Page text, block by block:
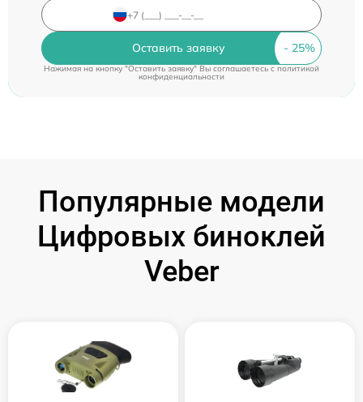
Оставить заявку
Нажимая на кнопку "Оставить заявку" Вы соглашаетесь c политикой
конфиденциальности
Популярные модели
Цифровых биноклей
Veber